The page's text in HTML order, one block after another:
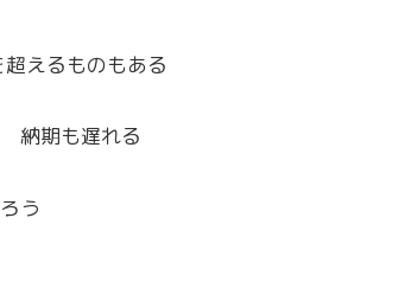
えるものもある
納期も遅れる
う